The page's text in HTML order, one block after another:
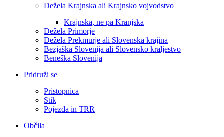
Dežela Krajnska ali Krajnsko vojvodstvo
Krajnska, ne pa Kranjska
Dežela Primorje
Dežela Prekmurje ali Slovenska krajina
Bezjaška Slovenija ali Slovensko kraljestvo
Beneška Slovenija
Pridruži se
Pristopnica
Stik
Pojezda in TRR
Občila